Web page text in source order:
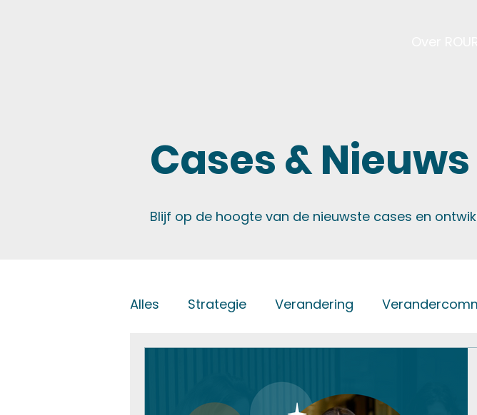
Cases & Nieuws
Blijf op de hoogte van de nieuwste cases en
Alles Strategie Verandering